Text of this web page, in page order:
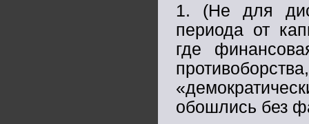
1. (Не для
периода от
где
обошлись без